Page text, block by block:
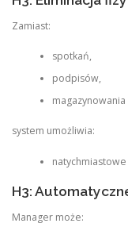
Zamiast:
spotkań,
podpisów,
magazynowania
system umożliwia:
H3:
Manager może: